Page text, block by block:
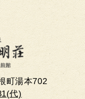
町湯本702
代)
ご宿泊プラン
Offers & Deals